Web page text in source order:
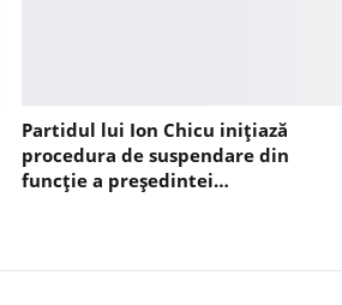
Partidul lui Ion Chicu inițiază
procedura de suspendare din
funcție a președintei…